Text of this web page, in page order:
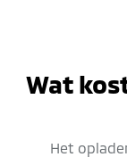
Wat
Het